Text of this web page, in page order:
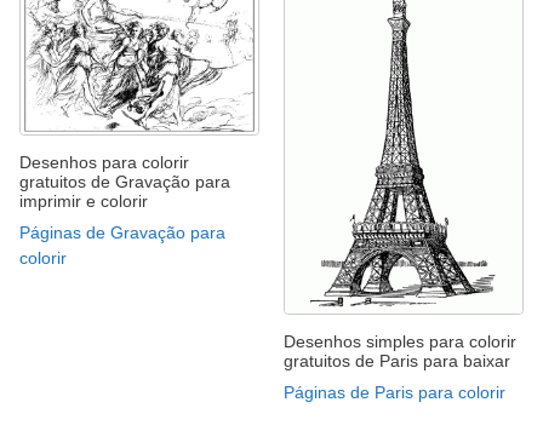
Desenhos para colorir
gratuitos de Gravação para
imprimir e colorir
Páginas de Gravação para
colorir
Desenhos simples para colorir
gratuitos de Paris para baixar
Páginas de Paris para colorir